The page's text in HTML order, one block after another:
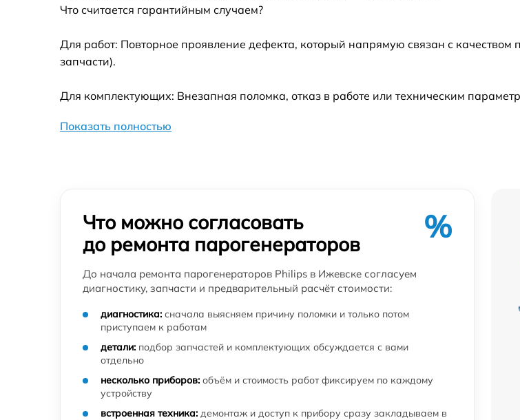
Замена шнура питания парогенератора
Ремонт/замена датчика температуры
парогенератора Philips
Восстановление электроклапана
парогенератора Philips
от 60 мин
Что считается гарантийным случаем?
Для работ: Повторное проявление дефекта, который напрямую связан с
запчасти).
Для комплектующих: Внезапная поломка, отказ в работе или техническим
Показать полностью
Что можно согласовать
до ремонта парогенераторов
%
До начала ремонта парогенераторов Philips в Ижевске согласуем
диагностику, запчасти и предварительный расчёт стоимости:
диагностика: сначала выясняем причину поломки и только потом
приступаем к работам
детали: подбор запчастей и комплектующих обсуждается с вами
отдельно
несколько приборов: объём и стоимость работ фиксируем по каждому
устройству
встроенная техника: демонтаж и доступ к прибору сразу закладываем в